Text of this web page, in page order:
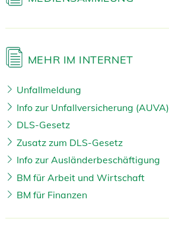
MEHR IM INTERNET
Unfallmeldung
Info zur Unfallversicherung (AUVA)
DLS-Gesetz
Zusatz zum DLS-Gesetz
Info zur Ausländerbeschäftigung
BM für Arbeit und Wirtschaft
BM für Finanzen